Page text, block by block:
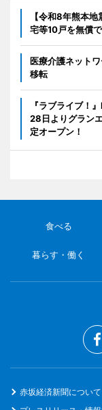
【令和8年熊本
宅等10戸を無償
医療介護ネット
移転
『ラブライブ！
28日よりグラン
定オープン！
食べる
暮らす・働く
赤坂経済新聞について